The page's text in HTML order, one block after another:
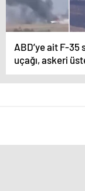
ABD’ye ait F-35
uçağı, askeri
düştü